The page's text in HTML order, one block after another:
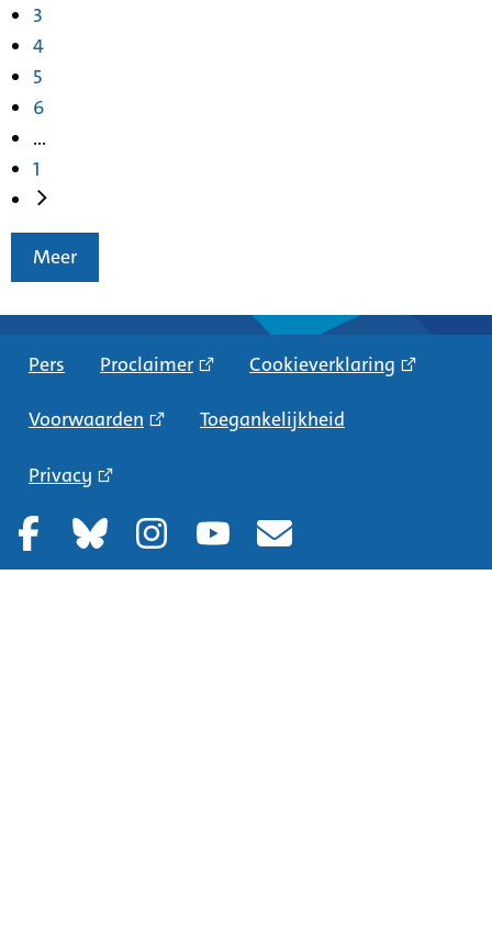
3
4
5
6
...
1
Meer
Pers Proclaimer Cookieverklaring
Voorwaarden Toegankelijkheid
Privacy